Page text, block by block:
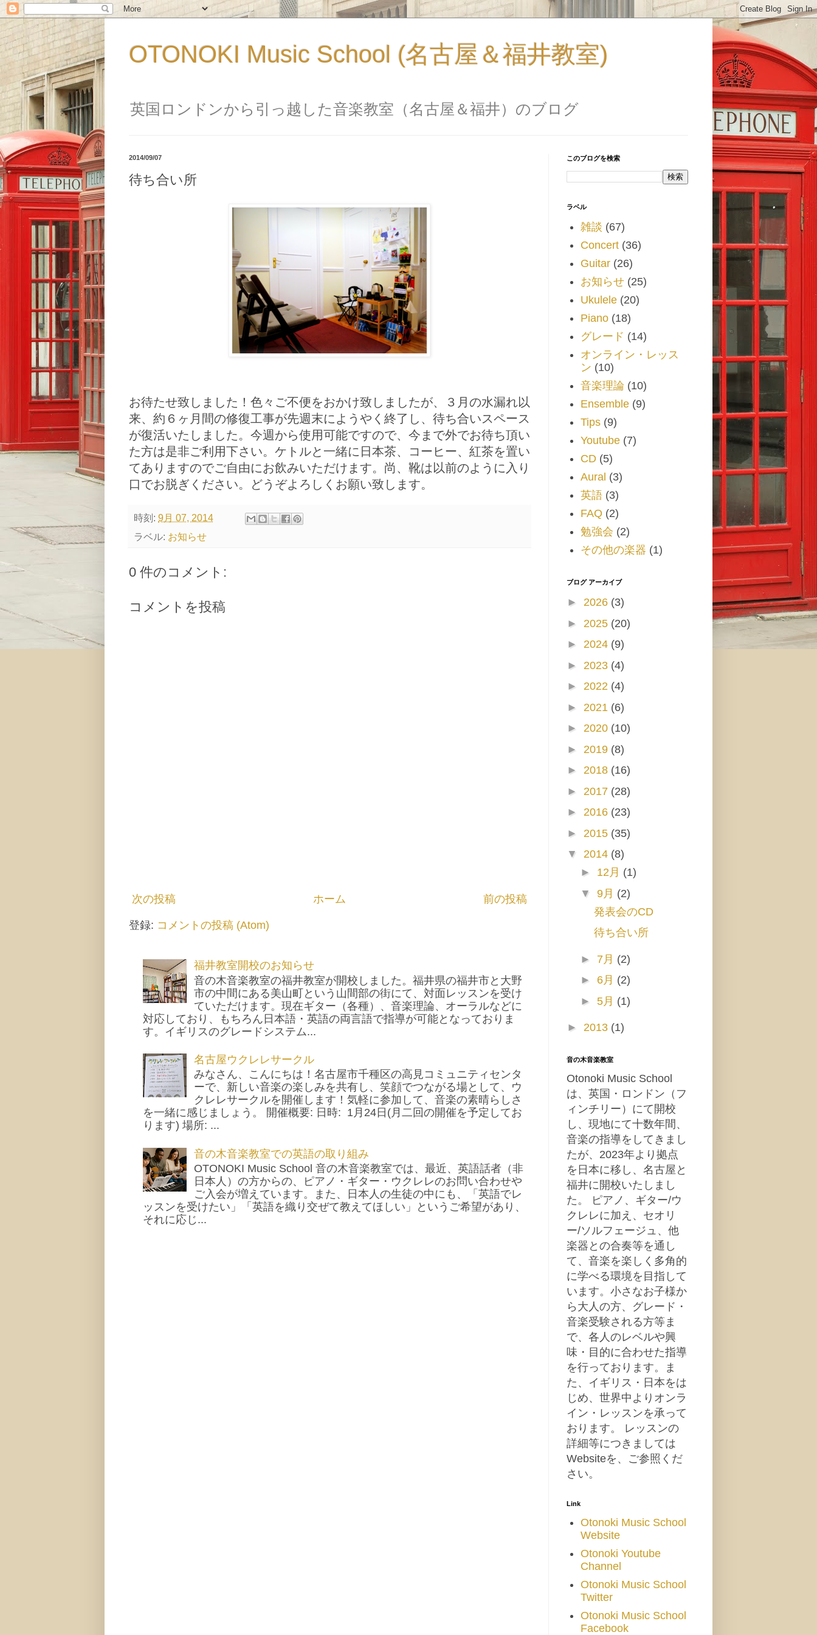
OTONOKI Music School (名古屋＆福井教室)
英国ロンドンから引っ越した音楽教室（名古屋＆福井）のブログ
2014/09/07
待ち合い所
お待たせ致しました！色々ご不便をおかけ致しましたが、３月の水漏れ以
来、約６ヶ月間の修復工事が先週末にようやく終了し、待ち合いスペース
が復活いたしました。今週から使用可能ですので、今まで外でお待ち頂い
た方は是非ご利用下さい。ケトルと一緒に日本茶、コーヒー、紅茶を置い
てありますのでご自由にお飲みいただけます。尚、靴は以前のように入り
口でお脱ぎください。どうぞよろしくお願い致します。
時刻: 9月 07, 2014
ラベル: お知らせ
0 件のコメント:
コメントを投稿
次の投稿 前の投稿
ホーム
登録: コメントの投稿 (Atom)
福井教室開校のお知らせ
音の木音楽教室の福井教室が開校しました。福井県の福井市と大野
市の中間にある美山町という山間部の街にて、対面レッスンを受け
ていただけます。現在ギター（各種）、音楽理論、オーラルなどに
対応しており、もちろん日本語・英語の両言語で指導が可能となっておりま
す。イギリスのグレードシステム...
名古屋ウクレレサークル
みなさん、こんにちは！名古屋市千種区の高見コミュニティセンタ
ーで、新しい音楽の楽しみを共有し、笑顔でつながる場として、ウ
クレレサークルを開催します！気軽に参加して、音楽の素晴らしさ
を一緒に感じましょう。 開催概要: 日時: 1月24日(月二回の開催を予定してお
ります) 場所: ...
音の木音楽教室での英語の取り組み
OTONOKI Music School 音の木音楽教室では、最近、英語話者（非
日本人）の方からの、ピアノ・ギター・ウクレレのお問い合わせや
ご入会が増えています。また、日本人の生徒の中にも、「英語でレ
ッスンを受けたい」「英語を織り交ぜて教えてほしい」というご希望があり、
それに応じ...
このブログを検索
ラベル
雑談 (67)
Concert (36)
Guitar (26)
お知らせ (25)
Ukulele (20)
Piano (18)
グレード (14)
オンライン・レッス
ン (10)
音楽理論 (10)
Ensemble (9)
Tips (9)
Youtube (7)
CD (5)
Aural (3)
英語 (3)
FAQ (2)
勉強会 (2)
その他の楽器 (1)
ブログ アーカイブ
► 2026 (3)
► 2025 (20)
► 2024 (9)
► 2023 (4)
► 2022 (4)
► 2021 (6)
► 2020 (10)
► 2019 (8)
► 2018 (16)
► 2017 (28)
► 2016 (23)
► 2015 (35)
▼ 2014 (8)
► 12月 (1)
▼ 9月 (2)
発表会のCD
待ち合い所
► 7月 (2)
► 6月 (2)
► 5月 (1)
► 2013 (1)
音の木音楽教室
Otonoki Music School
は、英国・ロンドン（フ
ィンチリー）にて開校
し、現地にて十数年間、
音楽の指導をしてきまし
たが、2023年より拠点
を日本に移し、名古屋と
福井に開校いたしまし
た。 ピアノ、ギター/ウ
クレレに加え、セオリ
ー/ソルフェージュ、他
楽器との合奏等を通し
て、音楽を楽しく多角的
に学べる環境を目指して
います。小さなお子様か
ら大人の方、グレード・
音楽受験される方等ま
で、各人のレベルや興
味・目的に合わせた指導
を行っております。ま
た、イギリス・日本をは
じめ、世界中よりオンラ
イン・レッスンを承って
おります。 レッスンの
詳細等につきましては
Websiteを、ご参照くだ
さい。
Link
Otonoki Music School
Website
Otonoki Youtube
Channel
Otonoki Music School
Twitter
Otonoki Music School
Facebook